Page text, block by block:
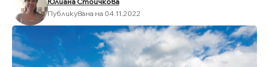
Публикувана на 04.11.2022